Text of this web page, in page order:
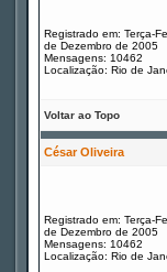
Registrado em: Terça-
de Dezembro de 2005
Mensagens: 10462
Localização: Rio de
Voltar ao Topo
César Oliveira
Registrado em: Terça-
de Dezembro de 2005
Mensagens: 10462
Localização: Rio de